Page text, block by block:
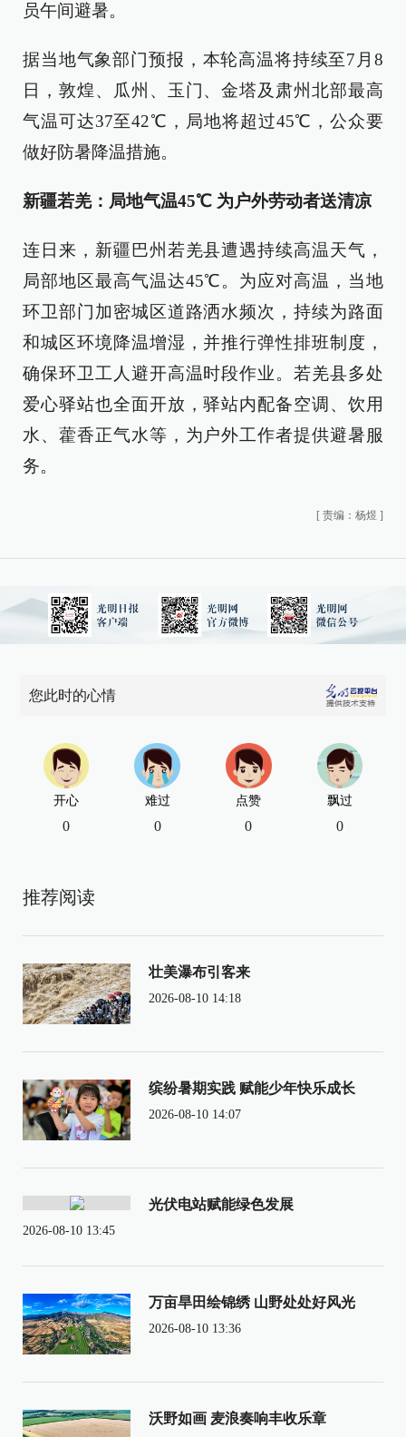
员午间避暑。
据当地气象部门预报，本轮高温将持续至7月8
日，敦煌、瓜州、玉门、金塔及肃州北部最高
气温可达37至42℃，局地将超过45℃，公众要
做好防暑降温措施。
新疆若羌：局地气温45℃ 为户外劳动者送清凉
连日来，新疆巴州若羌县遭遇持续高温天气，
局部地区最高气温达45℃。为应对高温，当地
环卫部门加密城区道路洒水频次，持续为路面
和城区环境降温增湿，并推行弹性排班制度，
确保环卫工人避开高温时段作业。若羌县多处
爱心驿站也全面开放，驿站内配备空调、饮用
水、藿香正气水等，为户外工作者提供避暑服
务。
[ 责编：杨煜 ]
您此时的心情
开心
0
难过
0
点赞
0
飘过
0
推荐阅读
壮美瀑布引客来
2026-08-10 14:18
缤纷暑期实践 赋能少年快乐成长
2026-08-10 14:07
光伏电站赋能绿色发展
2026-08-10 13:45
万亩旱田绘锦绣 山野处处好风光
2026-08-10 13:36
沃野如画 麦浪奏响丰收乐章